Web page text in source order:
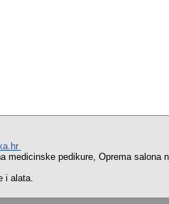
pedikure, Oprema salona
i alata.